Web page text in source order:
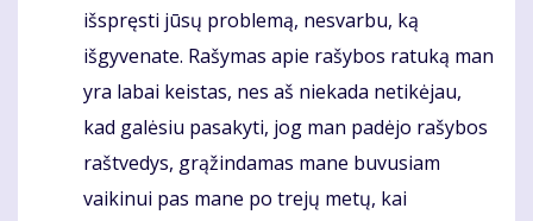
išspręsti jūsų problemą, nesvarbu, ką
išgyvenate. Rašymas apie rašybos ratuką man
yra labai keistas, nes aš niekada netikėjau,
kad galėsiu pasakyti, jog man padėjo rašybos
raštvedys, grąžindamas mane buvusiam
vaikinui pas mane po trejų metų, kai